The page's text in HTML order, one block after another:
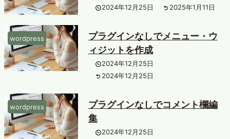
2024年12月25日 2025年1月11日
wordpress
プラグインなしでメニュー・ウ
ィジットを作成
2024年12月25日
2024年12月25日
wordpress
プラグインなしでコメント欄編
集
2024年12月25日